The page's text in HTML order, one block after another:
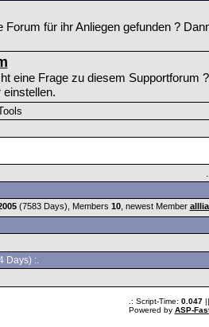
Forum für ihr Anliegen gefunden ?
eine Frage zu diesem Supportforum
einstellen.
(7583 Days), Members 10, newest Member
Days) :.
.: Script-Time: 0.047||
Powered by ASP-